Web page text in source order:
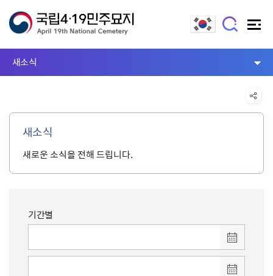
새소식
새소식
새로운 소식을 전해 드립니다.
기간별